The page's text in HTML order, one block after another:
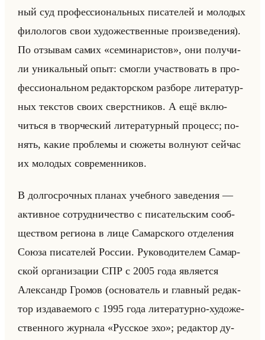
ный суд про­фес­си­ональных пи­са­те­лей и мо­ло­дых
фи­ло­ло­гов свои ху­до­же­ствен­ные про­из­ве­де­ния).
По от­зы­вам самих «семинаристов», они по­лу­чи­
ли уни­кальный опыт: смог­ли участ­во­вать в про­
фес­си­ональном ре­дак­тор­ском раз­бо­ре ли­те­ра­тур­
ных тек­стов своих сверст­ни­ков. А ещё вклю­
читься в твор­че­ский ли­те­ра­тур­ный про­цесс; по­
нять, какие про­бле­мы и сю­же­ты вол­ну­ют сейчас
их мо­ло­дых со­вре­мен­ни­ков.
В дол­го­сроч­ных пла­нах учеб­но­го за­ве­де­ния —
ак­тив­ное со­труд­ни­че­ство с пи­са­тельским со­об­
ще­ством ре­ги­она в лице Са­мар­ско­го от­де­ле­ния
Союза пи­са­те­лей Рос­сии. Ру­ко­во­ди­те­лем Са­мар­
ской ор­га­ни­за­ции СПР с 2005 года яв­ля­ет­ся
Алек­сандр Гро­мов (ос­но­ва­тель и глав­ный ре­дак­
тор из­да­ва­емо­го с 1995 года ли­те­ра­тур­но-ху­до­же­
ствен­но­го жур­на­ла «Русское эхо»; ре­дак­тор ду­